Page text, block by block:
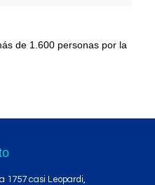
de 1.600 personas por la
1757 casi Leopardi,